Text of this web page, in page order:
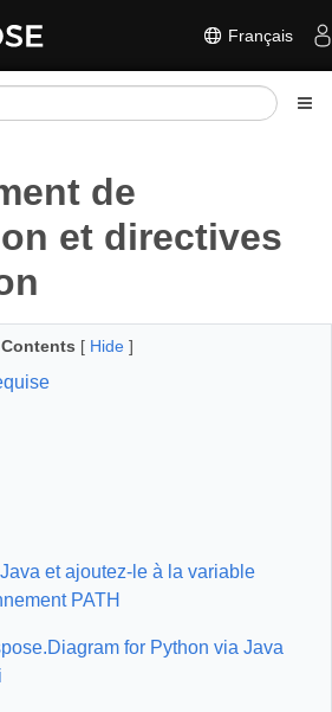
Français
de
et directives
Contents [ Hide ]
Java et ajoutez-le à la variable
PATH
for Python via Java